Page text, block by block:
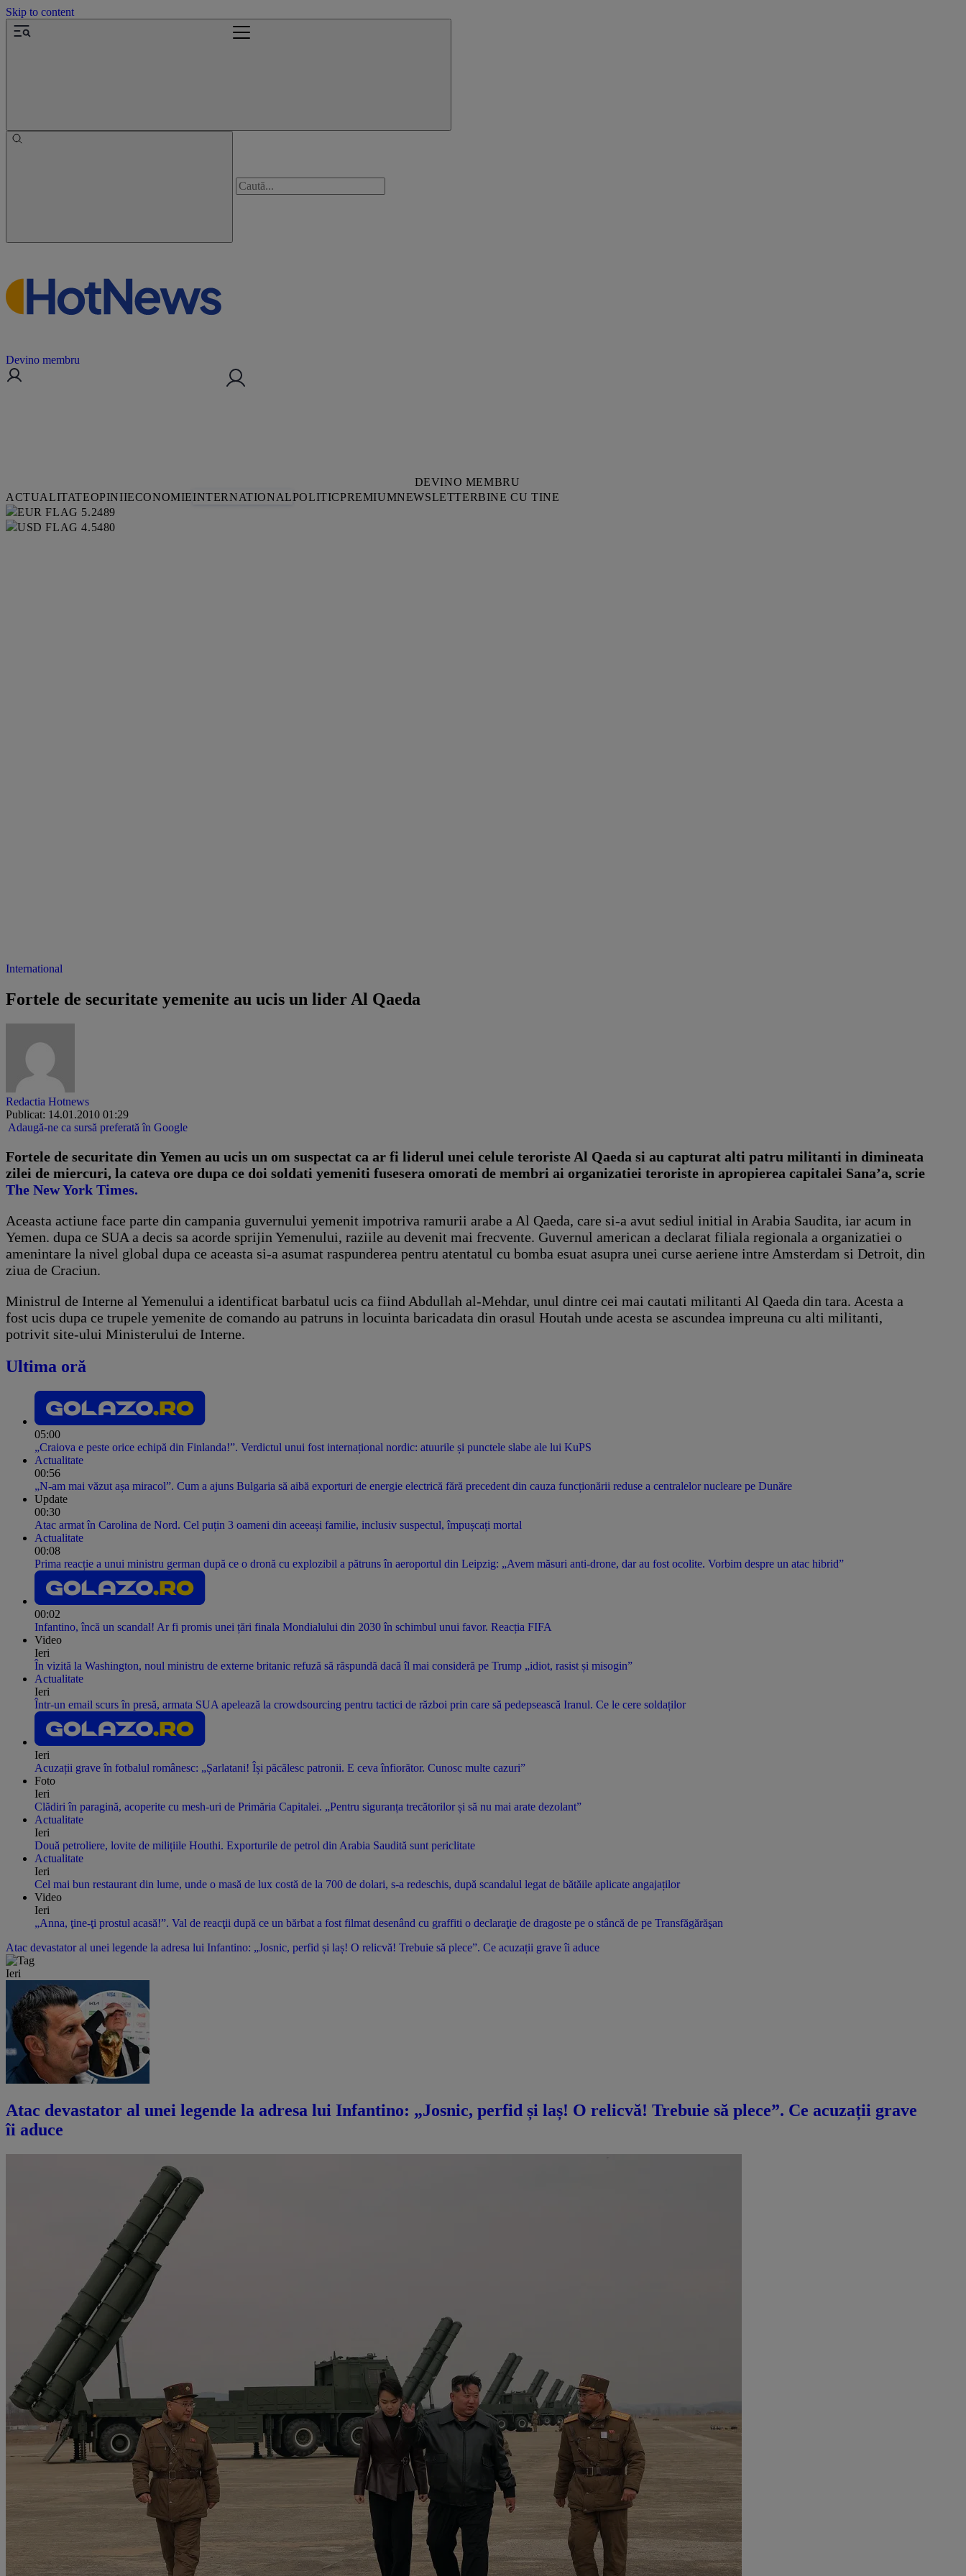
Skip to content
Devino membru
DEVINO MEMBRU
ACTUALITATEOPINIIECONOMIEINTERNATIONALPOLITICPREMIUMNEWSLETTERBINE CU TINE
5.2489
4.5480
International
Fortele de securitate yemenite au ucis un lider Al Qaeda
Redactia Hotnews
Publicat: 14.01.2010 01:29
Adaugă-ne ca sursă preferată în Google
Fortele de securitate din Yemen au ucis un om suspectat ca ar fi liderul unei celule teroriste Al Qaeda si au capturat alti patru militanti in dimineata
zilei de miercuri, la cateva ore dupa ce doi soldati yemeniti fusesera omorati de membri ai organizatiei teroriste in apropierea capitalei Sana’a, scrie
The New York Times.
Aceasta actiune face parte din campania guvernului yemenit impotriva ramurii arabe a Al Qaeda, care si-a avut sediul initial in Arabia Saudita, iar acum in
Yemen. dupa ce SUA a decis sa acorde sprijin Yemenului, raziile au devenit mai frecvente. Guvernul american a declarat filiala regionala a organizatiei o
amenintare la nivel global dupa ce aceasta si-a asumat raspunderea pentru atentatul cu bomba esuat asupra unei curse aeriene intre Amsterdam si Detroit, din
ziua de Craciun.
Ministrul de Interne al Yemenului a identificat barbatul ucis ca fiind Abdullah al-Mehdar, unul dintre cei mai cautati militanti Al Qaeda din tara. Acesta a
fost ucis dupa ce trupele yemenite de comando au patruns in locuinta baricadata din orasul Houtah unde acesta se ascundea impreuna cu alti militanti,
potrivit site-ului Ministerului de Interne.
Ultima oră
05:00
„Craiova e peste orice echipă din Finlanda!”. Verdictul unui fost internațional nordic: atuurile și punctele slabe ale lui KuPS
Actualitate
00:56
„N-am mai văzut așa miracol”. Cum a ajuns Bulgaria să aibă exporturi de energie electrică fără precedent din cauza funcționării reduse a centralelor nucleare pe Dunăre
Update
00:30
Atac armat în Carolina de Nord. Cel puțin 3 oameni din aceeași familie, inclusiv suspectul, împușcați mortal
Actualitate
00:08
Prima reacție a unui ministru german după ce o dronă cu explozibil a pătruns în aeroportul din Leipzig: „Avem măsuri anti-drone, dar au fost ocolite. Vorbim despre un atac hibrid”
00:02
Infantino, încă un scandal! Ar fi promis unei țări finala Mondialului din 2030 în schimbul unui favor. Reacția FIFA
Video
Ieri
În vizită la Washington, noul ministru de externe britanic refuză să răspundă dacă îl mai consideră pe Trump „idiot, rasist și misogin”
Actualitate
Ieri
Într-un email scurs în presă, armata SUA apelează la crowdsourcing pentru tactici de război prin care să pedepsească Iranul. Ce le cere soldaților
Ieri
Acuzații grave în fotbalul românesc: „Șarlatani! Își păcălesc patronii. E ceva înfiorător. Cunosc multe cazuri”
Foto
Ieri
Clădiri în paragină, acoperite cu mesh-uri de Primăria Capitalei. „Pentru siguranța trecătorilor și să nu mai arate dezolant”
Actualitate
Ieri
Două petroliere, lovite de milițiile Houthi. Exporturile de petrol din Arabia Saudită sunt periclitate
Actualitate
Ieri
Cel mai bun restaurant din lume, unde o masă de lux costă de la 700 de dolari, s-a redeschis, după scandalul legat de bătăile aplicate angajaților
Video
Ieri
„Anna, ţine-ţi prostul acasă!”. Val de reacţii după ce un bărbat a fost filmat desenând cu graffiti o declaraţie de dragoste pe o stâncă de pe Transfăgărăşan
Atac devastator al unei legende la adresa lui Infantino: „Josnic, perfid și laș! O relicvă! Trebuie să plece”. Ce acuzații grave îi aduce
Ieri
Atac devastator al unei legende la adresa lui Infantino: „Josnic, perfid și laș! O relicvă! Trebuie să plece”. Ce acuzații grave
îi aduce